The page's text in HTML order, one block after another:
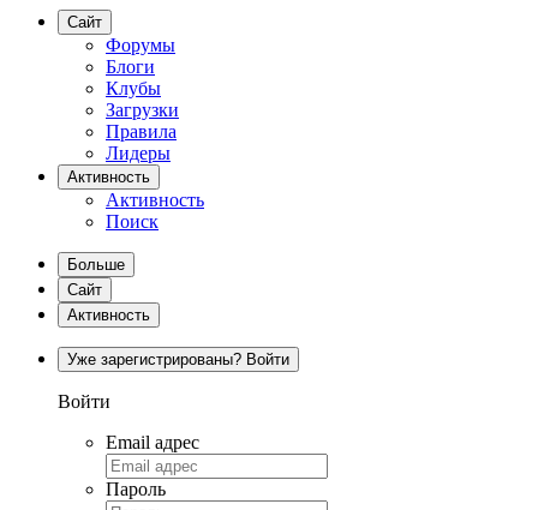
Сайт
Форумы
Блоги
Клубы
Загрузки
Правила
Лидеры
Активность
Активность
Поиск
Больше
Сайт
Активность
Уже зарегистрированы? Войти
Войти
Email адрес
Пароль